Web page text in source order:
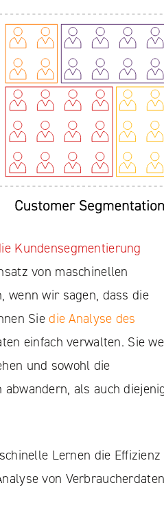
Kundensegmentierung
von maschinellen
wenn wir sagen, dass die
Siedie Analyse des
einfach verwalten. Sie
und sowohl die
als auch
Lernen die Effizienz
von